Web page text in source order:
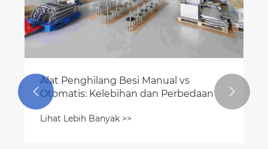
Alat Penghilang Besi Manual vs
Otomatis: Kelebihan dan Perbedaan
Lihat Lebih Banyak >>
 